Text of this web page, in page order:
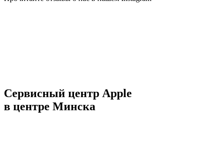
Сервисный центр Apple
в центре Минска